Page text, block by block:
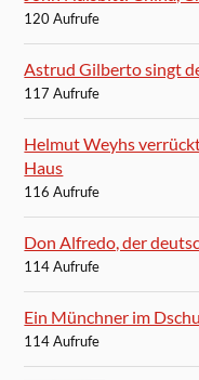
120 Aufrufe
Astrud Gilberto singt
117 Aufrufe
Helmut Weyhs
Haus
116 Aufrufe
Don Alfredo, der
114 Aufrufe
Ein Münchner im
114 Aufrufe